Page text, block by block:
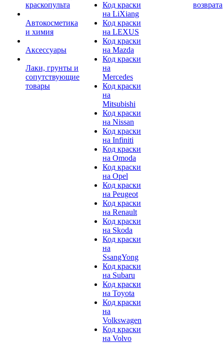
краскопульта
Автокосметика
и химия
Аксессуары
Лаки, грунты и
сопутствующие
товары
Код краски
на LiXiang
Код краски
на LEXUS
Код краски
на Mazda
Код краски
на
Mercedes
Код краски
на
Mitsubishi
Код краски
на Nissan
Код краски
на Infiniti
Код краски
на Omoda
Код краски
на Opel
Код краски
на Peugeot
Код краски
на Renault
Код краски
на Skoda
Код краски
на
SsangYong
Код краски
на Subaru
Код краски
на Toyota
Код краски
на
Volkswagen
Код краски
на Volvo
возврата